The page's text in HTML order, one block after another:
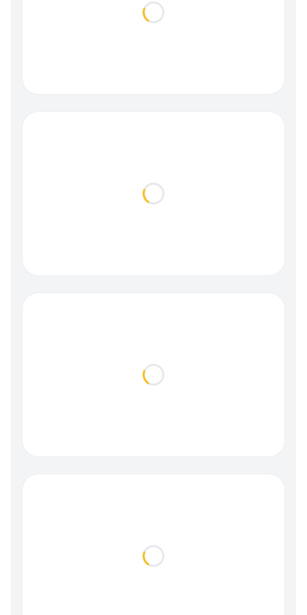
Loading...
Loading...
Loading...
Loading...